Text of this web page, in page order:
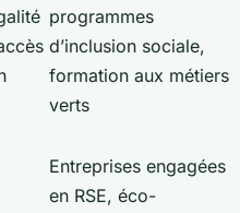
programmes
d’inclusion sociale,
formation aux métiers
verts
Entreprises engagées
en RSE, éco-